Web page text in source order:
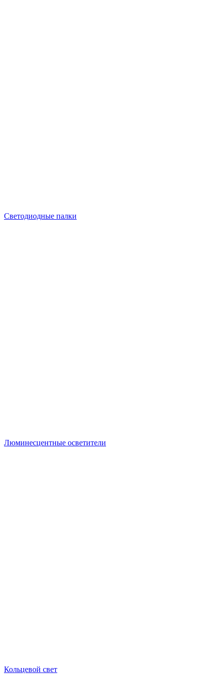
Светодиодные палки
Люминесцентные осветители
Кольцевой свет